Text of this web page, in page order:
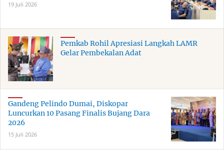
19 Juli 2026
Pemkab Rohil Apresiasi Langkah LAMR
Gelar Pembekalan Adat
Gandeng Pelindo Dumai, Diskopar
Luncurkan 10 Pasang Finalis Bujang Dara
2026
15 Juli 2026